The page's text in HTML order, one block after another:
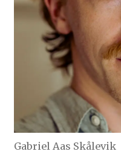
Gabriel Aas Skålevik